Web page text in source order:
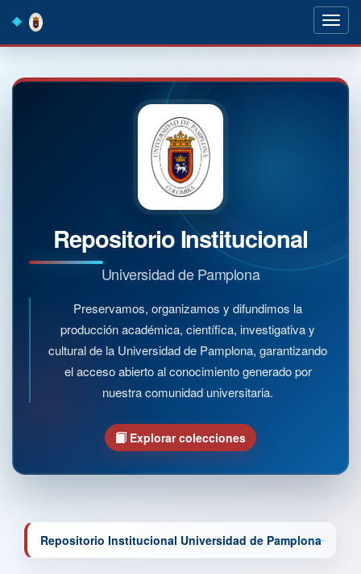
navigation
Repositorio Institucional
Universidad de Pamplona
Preservamos, organizamos y difundimos la
producción académica, científica, investigativa y
cultural de la Universidad de Pamplona, garantizando
el acceso abierto al conocimiento generado por
nuestra comunidad universitaria.
Explorar colecciones
Repositorio Institucional Universidad de Pamplona